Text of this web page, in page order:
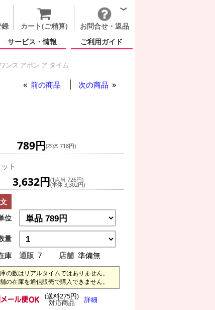
カート(ご精算)
お問合せ・返品
サービス・情報 ご利用ガイド
ンス アポン ア タイム
前の商品 次の商品
789円(本体 718円)
ト
3,632円(1点当 726円)
(本体 3,302円)
位
量
庫
通販 7 店舗 準備無
の数はリアルタイムではありません。
の在庫を通信販売で購入できません。
(送料275円)
対応商品 詳細